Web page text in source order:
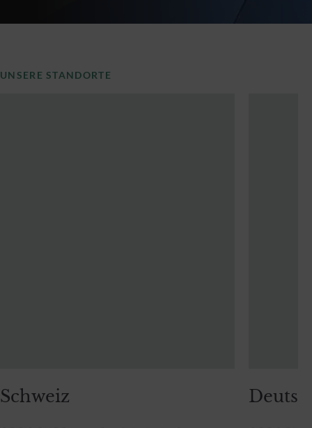
UNSERE STANDORTE
Schweiz